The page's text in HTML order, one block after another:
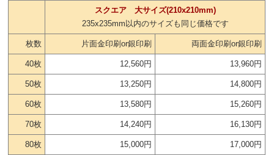
スクエア 大サイズ(210x210mm)
235x235mm以内のサイズも同じ価格です
枚数 片面金印刷or銀印刷 両面金印刷or銀印刷
40枚 12,560円 13,960円
50枚 13,250円 14,800円
60枚 13,580円 15,260円
70枚 14,240円 16,130円
80枚 15,000円 17,000円